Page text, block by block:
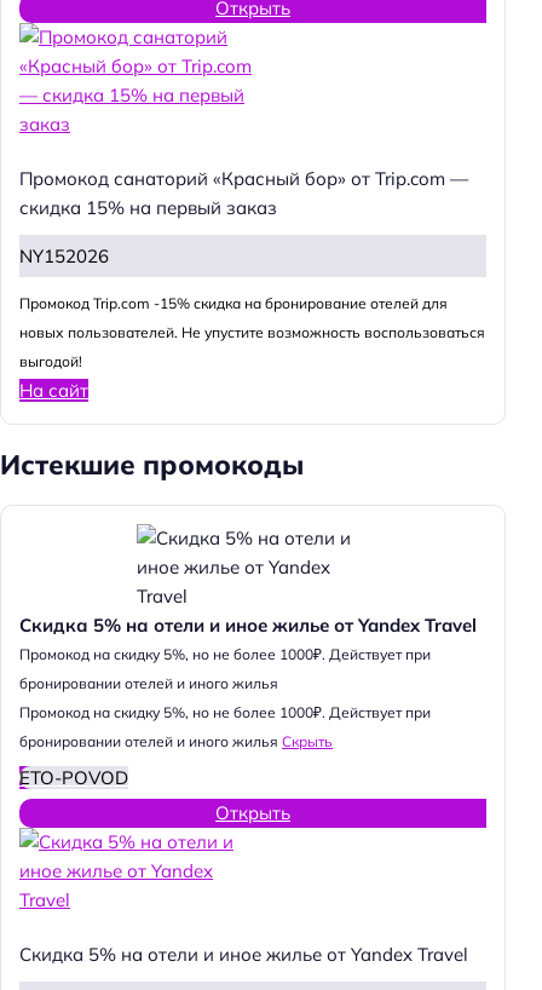
Открыть
Промокод санаторий «Красный бор» от Trip.com —
скидка 15% на первый заказ
NY152026
Промокод Trip.com -15% скидка на бронирование отелей для
новых пользователей. Не упустите возможность воспользоваться
выгодой!
На сайт
Истекшие промокоды
Скидка 5% на отели и иное жилье от Yandex Travel
Промокод на скидку 5%, но не более 1000₽. Действует при
бронировании отелей и иного жилья
Промокод на скидку 5%, но не более 1000₽. Действует при
бронировании отелей и иного жилья Скрыть
ETO-POVOD
Открыть
Скидка 5% на отели и иное жилье от Yandex Travel